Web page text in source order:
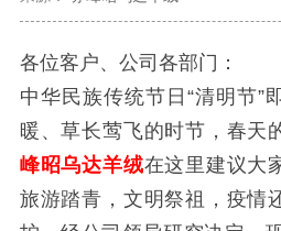
各位客户、公司各部门：
中华民族传统节日“清明节”
暖、草长莺飞的时节，春天
峰昭乌达羊绒在这里建议大
旅游踏青，文明祭祖，疫情